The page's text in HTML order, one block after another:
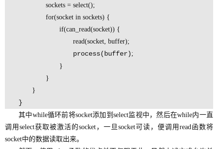
sockets = select();
for(socket in sockets) {
if(can_read(socket)) {
read(socket, buffer);
process(buffer) ;
}
}
}
}
其中while循环前将socket添加到select监视中，然后在while内一直
调用select获取被激活的socket，一旦socket可读，便调用read函数将
socket中的数据读取出来。